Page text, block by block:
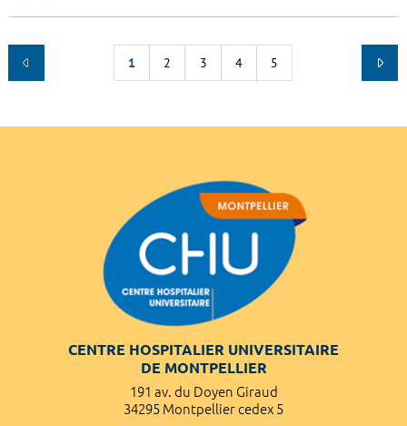
1 2 3 4 5
CENTRE HOSPITALIER UNIVERSITAIRE
DE MONTPELLIER
191 av. du Doyen Giraud
34295 Montpellier cedex 5